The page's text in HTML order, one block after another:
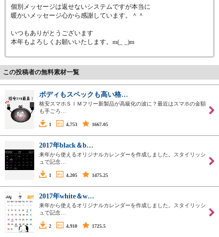
個別メッセージは返せないシステムですが本当に
暖かいメッセージ心から感謝しています。＾＾
いつもありがとうございます
本年もよろしくお願いいたします。m(_ _)m
この投稿者の無料素材一覧
ボディもスペックも高い格…
格安スマホＳＩＭフリー新製品が高級化の波に？最近はスマホの金額
も手ごろ…
1 4,753 1667.05
2017年black＆b…
来年から使えるオリジナルカレンダーを作成しました。スタイリッシ
ュで記念…
1 4,205 1475.25
2017年white＆w…
来年から使えるオリジナルカレンダーを作成しました。スタイリッシ
ュで記念…
2 4,910 1725.5